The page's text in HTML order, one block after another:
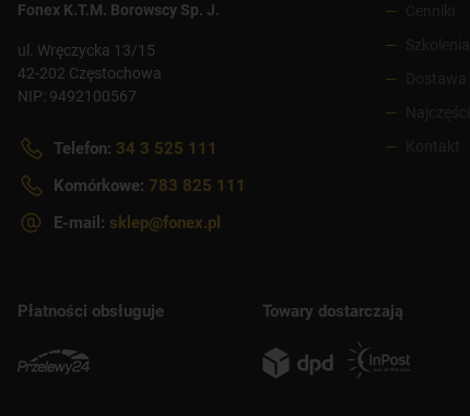
Fonex K.T.M. Borowscy Sp. J.
ul. Wręczycka 13/15
42-202 Częstochowa
NIP: 9492100567
Telefon: 34 3 525 111
Komórkowe: 783 825 111
E-mail: sklep@fonex.pl
Płatności obsługuje Towary dostarczają